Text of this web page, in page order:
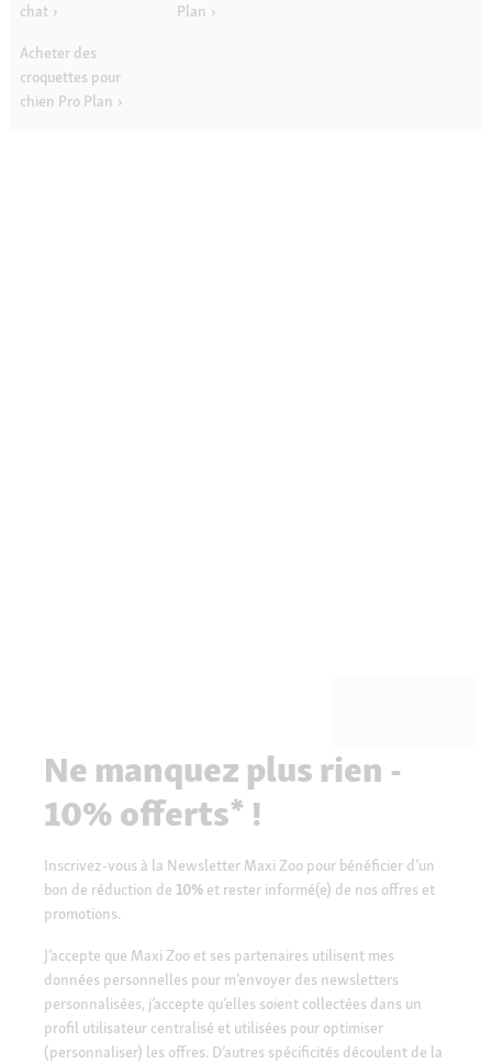
chat
Plan
Acheter des
croquettes pour
chien Pro Plan
Ne manquez plus rien -
10% offerts* !
Inscrivez-vous à la Newsletter Maxi Zoo pour bénéficier d’un
bon de réduction de 10% et rester informé(e) de nos offres et
promotions.
J’accepte que Maxi Zoo et ses partenaires utilisent mes
données personnelles pour m’envoyer des newsletters
personnalisées, j’accepte qu’elles soient collectées dans un
profil utilisateur centralisé et utilisées pour optimiser
(personnaliser) les offres. D’autres spécificités découlent de la